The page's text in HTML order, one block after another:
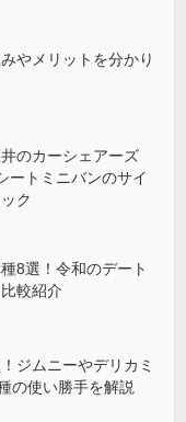
やメリットを分かり
のカーシェアーズ
ートミニバンのサイ
ク
8選！令和のデート
較紹介
ジムニーやデリカミ
の使い勝手を解説